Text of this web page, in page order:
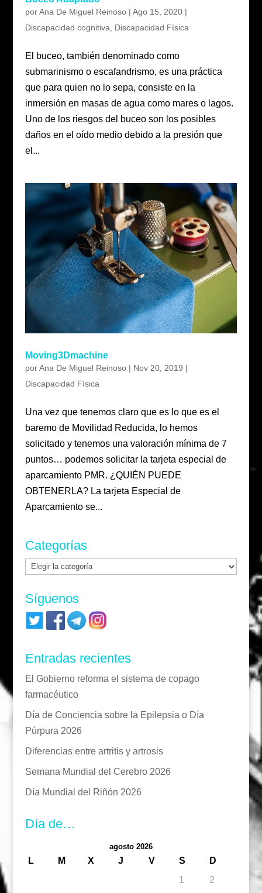
porAna De Miguel Reinoso| Ago 15, 2020|
Discapacidad cognitiva
Discapacidad Física
El buceo, también denominado como
submarinismo o escafandrismo, es una práctica
que para quien no lo sepa, consiste en la
inmersión en masas de agua como mares o lagos.
Uno de los riesgos del buceo son los posibles
daños en el oído medio debido a la presión que
el...
Moving3Dmachine
porAna De Miguel Reinoso| Nov 20, 2019 |
Discapacidad Física
Una vez que tenemos claro que es lo que es el
baremo de Movilidad Reducida, lo hemos
solicitado y tenemos una valoración mínima de 7
puntos… podemos solicitar la tarjeta especial de
aparcamiento PMR. ¿QUIÉN PUEDE
OBTENERLA? La tarjeta Especial de
Aparcamiento se...
Categorías
Categorías
Síguenos
Entradas recientes
El Gobierno reforma el sistema de copago
farmacéutico
Día de Conciencia sobre la Epilepsia o Día
Púrpura 2026
Diferencias entre artritis y artrosis
Semana Mundial del Cerebro 2026
Día Mundial del Riñón 2026
Día de…
agosto 2026
L M X J V S
D
1
2